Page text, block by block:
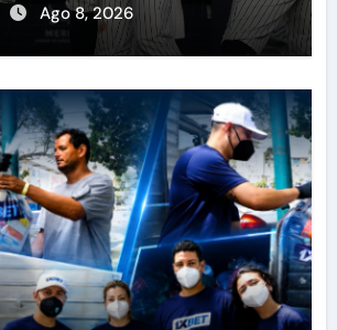
Ago 8, 2026